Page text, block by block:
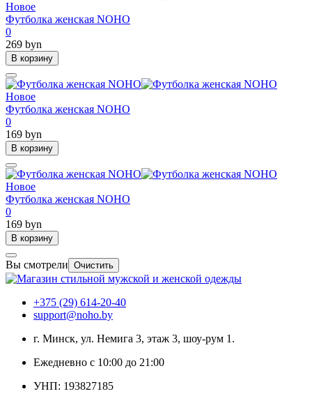
Новое
Футболка женская NOHO
0
269 byn
В корзину
Новое
Футболка женская NOHO
0
169 byn
В корзину
Новое
Футболка женская NOHO
0
169 byn
В корзину
Вы смотрели Очистить
+375 (29) 614-20-40
support@noho.by
г. Минск, ул. Немига 3, этаж 3, шоу-рум 1.
Ежедневно с 10:00 до 21:00
УНП: 193827185